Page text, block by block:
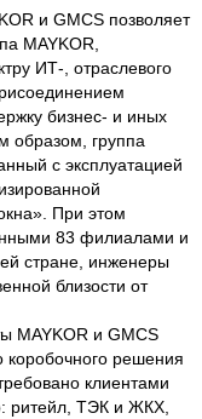
и GMCS позволяет
MAYKOR,
ИТ-, отраслевого
бизнес- и иных
образом, группа
с эксплуатацией
При этом
83 филиалами и
стране, инженеры
близости от
MAYKOR и GMCS
коробочного решения
клиентами
ритейл, ТЭК и ЖКХ,